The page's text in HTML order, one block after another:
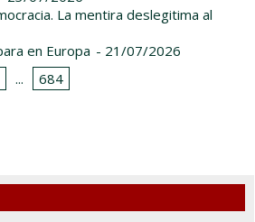
La mentira deslegitima al
en Europa - 21/07/2026
... 684